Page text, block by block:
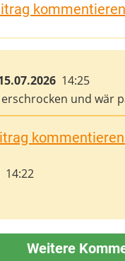
14:25
und wär
14:22
Weitere